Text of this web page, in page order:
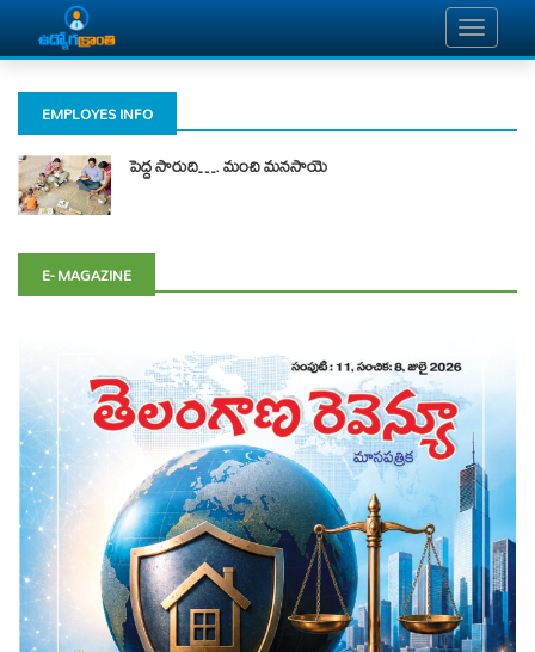
EMPLOYES INFO
పెద్ద సారుది…. మంచి మ‌న‌సాయె
E- MAGAZINE